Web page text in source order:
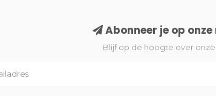
Abonneer je op
Blijf op de hoogte over